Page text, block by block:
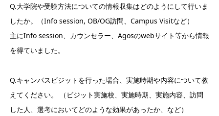
Q.大学院や受験方法についての情報収集はどのようにして行いま
したか。（Info session, OB/OG訪問、Campus Visitなど）
主にInfo session、カウンセラー、Agosのwebサイト等から情報
を得ていました。
Q.キャンパスビジットを行った場合、実施時期や内容について教
えてください。 （ビジット実施校、実施時期、実施内容、訪問
した人、選考においてどのような効果があったか、など）